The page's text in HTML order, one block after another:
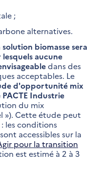
;
alternatives.
solution biomasse sera
aucune
dans des
acceptables. Le
d'opportunité mix
Industrie
du mix
»). Cette étude peut
: les conditions
accessibles sur la
pour la transition
est estimé à 2 à 3